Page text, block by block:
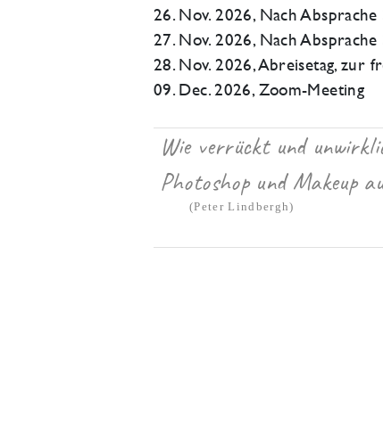
26. Nov. 2026, Nach
27. Nov. 2026, Nach
28. Nov. 2026, Abreisetag, zur
09. Dec. 2026, Zoom-Meeting
Wie verrückt und
Photoshop und Makeup
(Peter Lindbergh)